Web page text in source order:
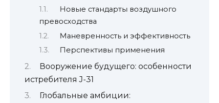
Новые стандарты воздушного
превосходства
Маневренность и эффективность
Перспективы применения
Вооружение будущего: особенности
истребителя J-31
Глобальные амбиции: